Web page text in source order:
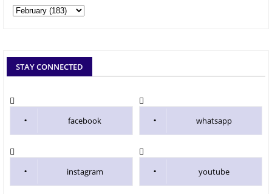
STAY CONNECTED
facebook whatsapp
instagram youtube